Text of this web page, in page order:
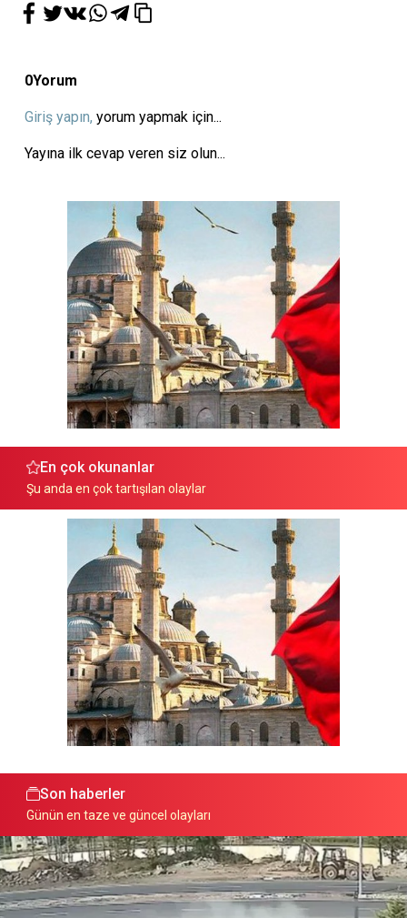
0Yorum
Giriş yapın, yorum yapmak için...
Yayına ilk cevap veren siz olun...
En çok okunanlar
Şu anda en çok tartışılan olaylar
Son haberler
Günün en taze ve güncel olayları